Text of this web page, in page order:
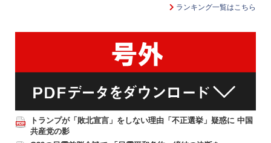
ランキング一覧はこちら
トランプが「敗北宣言」をしない理由「不正選挙」疑惑に 中国
共産党の影